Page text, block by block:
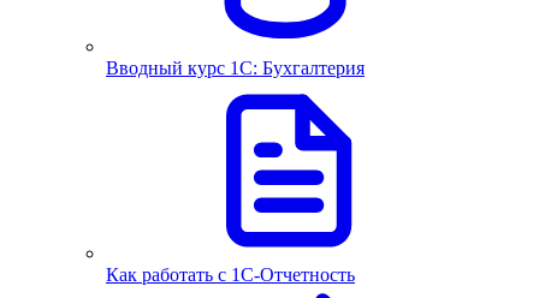
Вводный курс 1С: Бухгалтерия
Как работать с 1С‑Отчетность